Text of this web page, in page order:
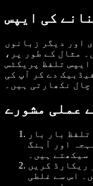
کی ایپس
اور دیگر زبانوں
مثال کے طور پر،
تلفظ پریکٹس
دے کر آپ کی
چال نکھارتی ہیں۔
عملی مشورے
بار بار
اور آہنگ
سیکھتے ہیں۔
ریکارڈ کریں
اس سے غلطی